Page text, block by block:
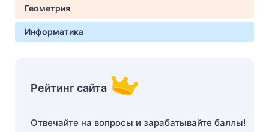
Геометрия
Информатика
Рейтинг сайта
Отвечайте на вопросы и зарабатывайте баллы!